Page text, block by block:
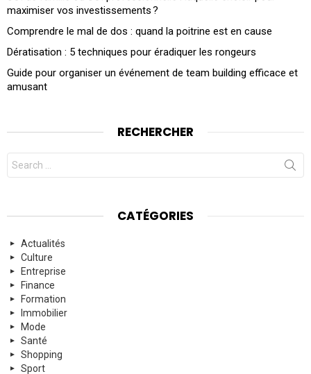
maximiser vos investissements ?
Comprendre le mal de dos : quand la poitrine est en cause
Dératisation : 5 techniques pour éradiquer les rongeurs
Guide pour organiser un événement de team building efficace et
amusant
RECHERCHER
Search
for:
CATÉGORIES
Actualités
Culture
Entreprise
Finance
Formation
Immobilier
Mode
Santé
Shopping
Sport